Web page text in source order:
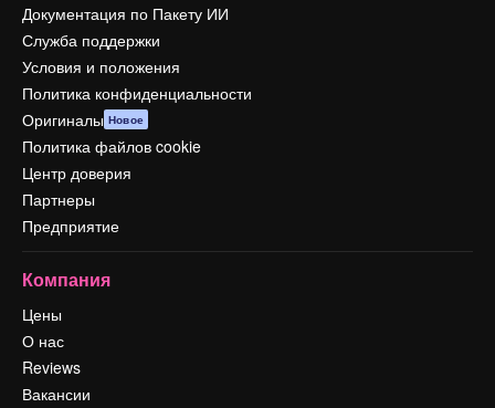
Документация по Пакету ИИ
Служба поддержки
Условия и положения
Политика конфиденциальности
Оригиналы Новое
Политика файлов cookie
Центр доверия
Партнеры
Предприятие
Компания
Цены
О нас
Reviews
Вакансии